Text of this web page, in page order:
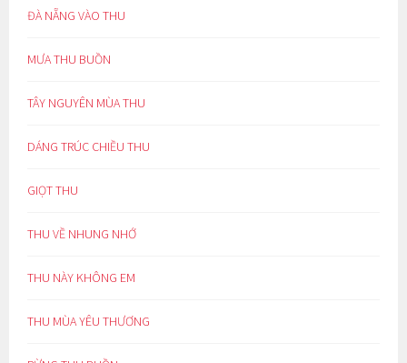
ĐÀ NẴNG VÀO THU
MƯA THU BUỒN
TÂY NGUYÊN MÙA THU
DÁNG TRÚC CHIỀU THU
GIỌT THU
THU VỀ NHUNG NHỚ
THU NÀY KHÔNG EM
THU MÙA YÊU THƯƠNG